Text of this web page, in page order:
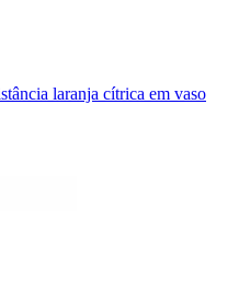
laranja cítrica em vaso